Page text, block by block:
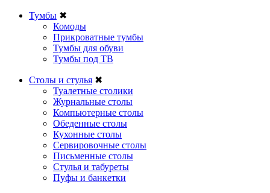
Тумбы ✖
Комоды
Прикроватные тумбы
Тумбы для обуви
Тумбы под ТВ
Столы и стулья ✖
Туалетные столики
Журнальные столы
Компьютерные столы
Обеденные столы
Кухонные столы
Сервировочные столы
Письменные столы
Стулья и табуреты
Пуфы и банкетки